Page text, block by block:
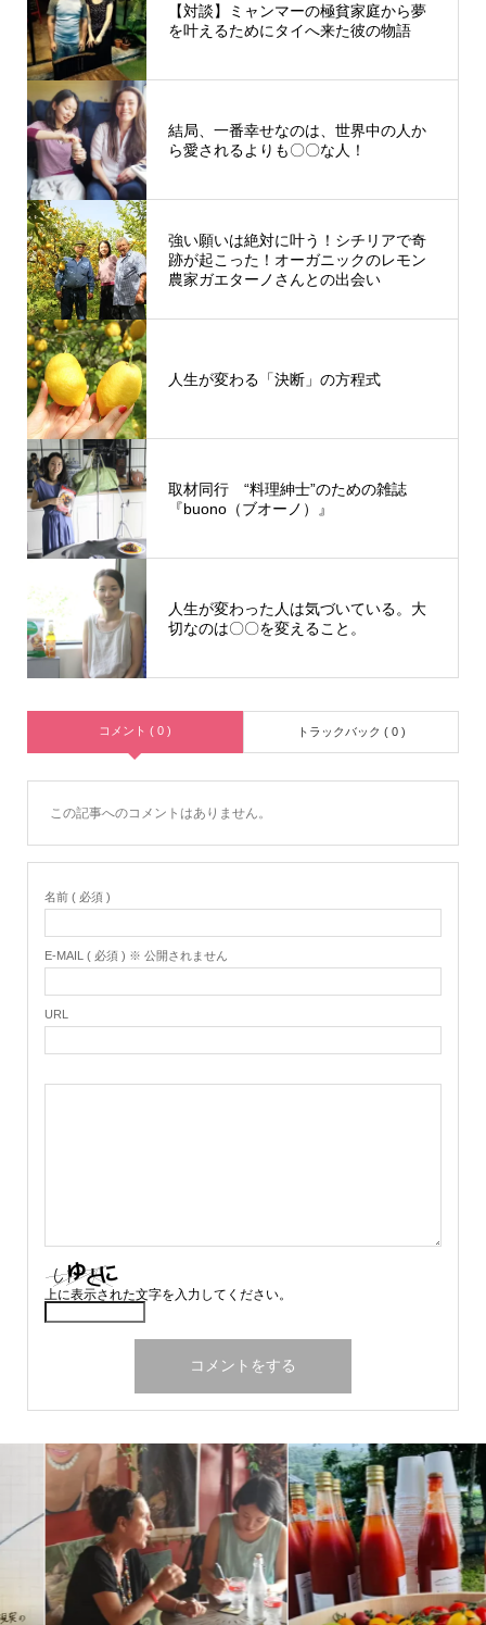
【対談】ミャンマーの極貧家庭から夢
を叶えるためにタイへ来た彼の物語
結局、一番幸せなのは、世界中の人か
ら愛されるよりも〇〇な人！
強い願いは絶対に叶う！シチリアで奇
跡が起こった！オーガニックのレモン
農家ガエターノさんとの出会い
人生が変わる「決断」の方程式
取材同行 “料理紳士”のための雑誌
『buono（ブオーノ）』
人生が変わった人は気づいている。大
切なのは〇〇を変えること。
コメント ( 0 ) トラックバック ( 0 )
この記事へのコメントはありません。
名前 ( 必須 )
E-MAIL ( 必須 ) ※ 公開されません
URL
上に表示された文字を入力してください。